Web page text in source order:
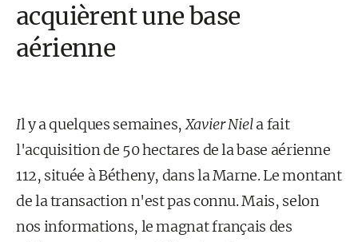
acquièrent une base
aérienne
Il y a quelques semaines,Xavier Niela fait
l'acquisition de 50 hectares de la base aérienne
112, située à Bétheny, dans la Marne. Le montant
de la transaction n'est pas connu. Mais, selon
nos informations, le magnat français des